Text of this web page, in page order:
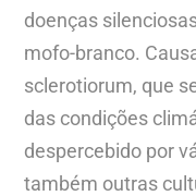
doenças
mofo-branco.
sclerotiorum, que
das condições
despercebido por
também outras